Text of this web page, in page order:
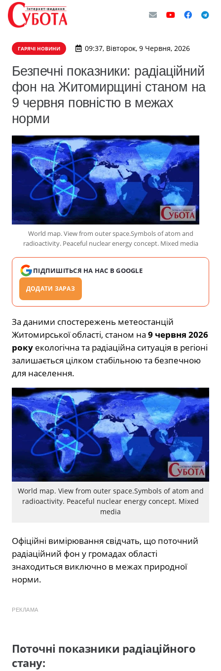
ГАРЯЧІ НОВИНИ 09:37, Вівторок, 9 Червня, 2026
Безпечні показники: радіаційний
фон на Житомирщині станом на
9 червня повністю в межах
норми
World map. View from outer space.Symbols of atom and
radioactivity. Peaceful nuclear energy concept. Mixed media
ПІДПИШІТЬСЯ НА НАС В GOOGLE
ДОДАТИ ЗАРАЗ
За даними спостережень метеостанцій
Житомирської області, станом на 9 червня 2026
року екологічна та радіаційна ситуація в регіоні
залишається цілком стабільною та безпечною
для населення.
World map. View from outer space.Symbols of atom and
radioactivity. Peaceful nuclear energy concept. Mixed
media
Офіційні вимірювання свідчать, що поточний
радіаційний фон у громадах області
знаходиться виключно в межах природної
норми.
РЕКЛАМА
Поточні показники радіаційного
стану: